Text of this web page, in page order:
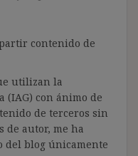
contenido de
utilizan la
con ánimo de
de terceros sin
de autor, me ha
blog únicamente